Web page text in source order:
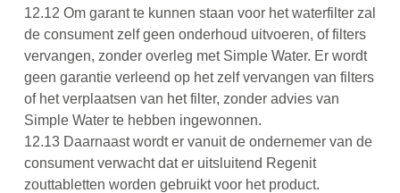
12.12 Om garant te kunnen staan voor het waterfilter zal
de consument zelf geen onderhoud uitvoeren, of filters
vervangen, zonder overleg met Simple Water. Er wordt
geen garantie verleend op het zelf vervangen van filters
of het verplaatsen van het filter, zonder advies van
Simple Water te hebben ingewonnen.
12.13 Daarnaast wordt er vanuit de ondernemer van de
consument verwacht dat er uitsluitend Regenit
zouttabletten worden gebruikt voor het product.